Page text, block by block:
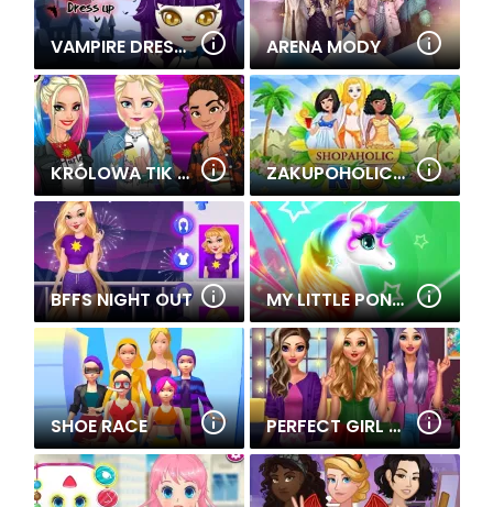
VAMPIRE DRESS UP ARENA MODY
KRÓLOWA TIK TOKA ZAKUPOHOLICZKA: RIO
BFFS NIGHT OUT MY LITTLE PONY UNICORN DRESS UP
SHOE RACE PERFECT GIRL CREATOR